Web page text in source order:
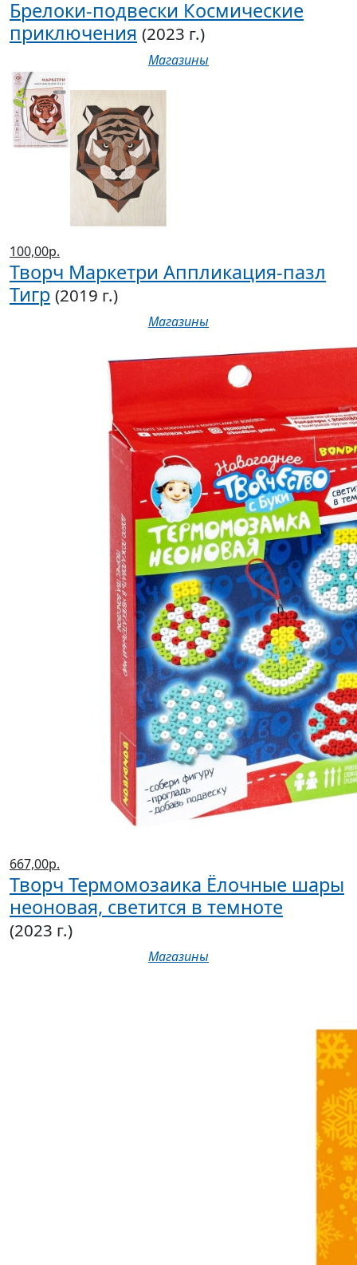
Брелоки-подвески Космические
приключения (2023 г.)
Магазины
100,00р.
Творч Маркетри Аппликация-пазл
Тигр (2019 г.)
Магазины
667,00р.
Творч Термомозаика Ёлочные шары
неоновая, светится в темноте
(2023 г.)
Магазины